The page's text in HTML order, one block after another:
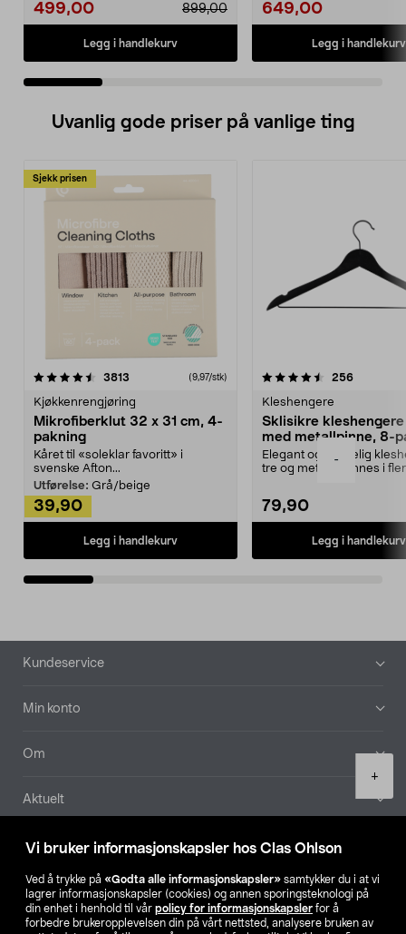
Vi bruker informasjonskapsler hos Clas Ohlson
Ved å trykke på «Godta alle informasjonskapsler» samtykker du i at vi
lagrer informasjonskapsler (cookies) og annen sporingsteknologi på
din enhet i henhold til vår policy for informasjonskapsler for å
forbedre brukeropplevelsen din på vårt nettsted, analysere bruken av
-
+
499,00 899,00
Legg i handlekurv
649,00
Legg i handlekurv
Uvanlig gode priser på vanlige ting
Sjekk prisen
3813 anmeldelser(9,97/stk)
Kjøkkenrengjøring
Mikrofiberklut 32 x 31 cm, 4-
pakning
Kåret til «soleklar favoritt» i
svenske Afton...
Utførelse: Grå/beige
39,90
Legg i handlekurv
4.5av 5 stjerner 256
Kleshengere
Sklisikre
med metallpinne, 8-
Elegant og skikkelig
tre og metall – finnes i
79,90
Legg i handlekurv
4.5av 5 stjerner
Bunntekst
Kundeservice
Min konto
Om
Aktuelt
Våre selskaper
Finn din butikk